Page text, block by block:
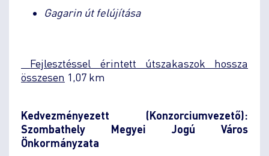
Gagarin út felújítása
Fejlesztéssel érintett útszakaszok hossza
összesen 1,07 km
Kedvezményezett (Konzorciumvezető):
Szombathely Megyei Jogú Város
Önkormányzata